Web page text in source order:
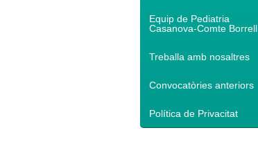
Equip de Pediatria
Casanova-Comte Borrell
Treballa amb nosaltres
Convocatòries anteriors
Política de Privacitat